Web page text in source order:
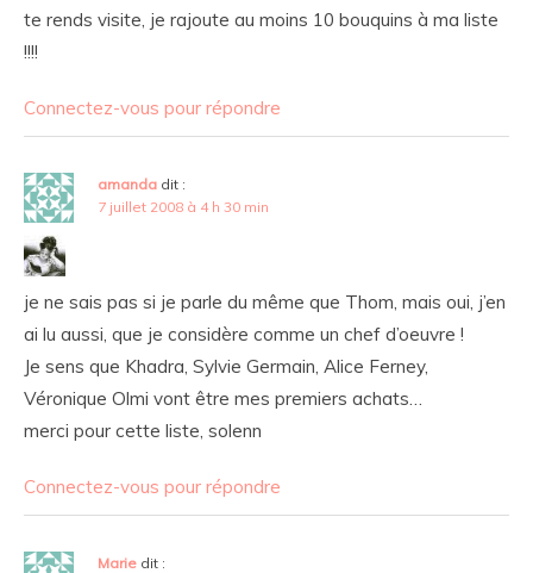
te rends visite, je rajoute au moins 10 bouquins à ma liste
!!!!
Connectez-vous pour répondre
amanda dit :
7 juillet 2008 à 4 h 30 min
je ne sais pas si je parle du même que Thom, mais oui, j’en
ai lu aussi, que je considère comme un chef d’oeuvre !
Je sens que Khadra, Sylvie Germain, Alice Ferney,
Véronique Olmi vont être mes premiers achats…
merci pour cette liste, solenn
Connectez-vous pour répondre
Marie dit :